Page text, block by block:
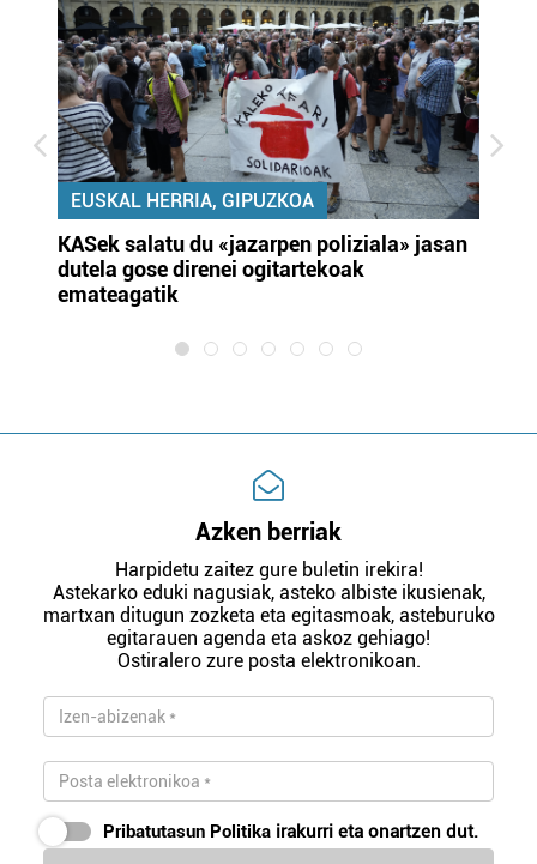
EUSKAL HERRIA, GIPUZKOA
KASek salatu du «jazarpen poliziala» jasan
dutela gose direnei ogitartekoak
emateagatik
Azken berriak
Harpidetu zaitez gure buletin irekira!
Astekarko eduki nagusiak, asteko albiste ikusienak,
martxan ditugun zozketa eta egitasmoak, asteburuko
egitarauen agenda eta askoz gehiago!
Ostiralero zure posta elektronikoan.
Pribatutasun Politika irakurri eta onartzen dut.